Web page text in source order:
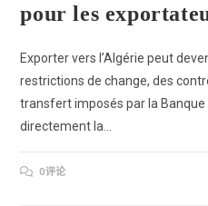
pour les
Exporter vers l’Algérie peut
restrictions de change, des
transfert imposés par la
directement la…
0评论